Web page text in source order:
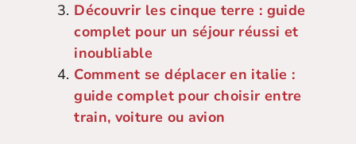
Découvrir les cinque terre : guide
complet pour un séjour réussi et
inoubliable
Comment se déplacer en italie :
guide complet pour choisir entre
train, voiture ou avion